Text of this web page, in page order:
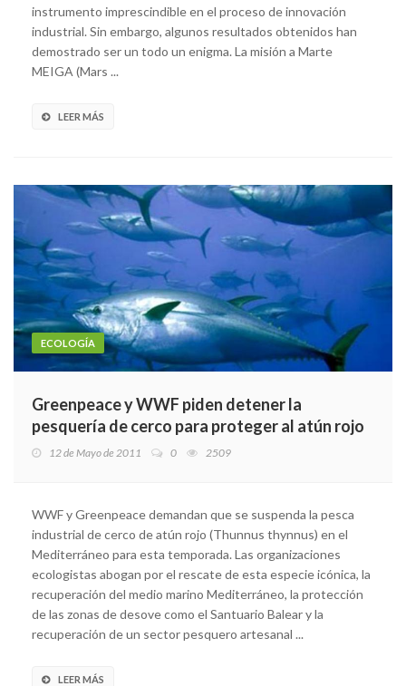
instrumento imprescindible en el proceso de innovación
industrial. Sin embargo, algunos resultados obtenidos han
demostrado ser un todo un enigma. La misión a Marte
MEIGA (Mars ...
LEER MÁS
ECOLOGÍA
Greenpeace y WWF piden detener la
pesquería de cerco para proteger al atún rojo
12 de Mayo de 2011 0 2509
WWF y Greenpeace demandan que se suspenda la pesca
industrial de cerco de atún rojo (Thunnus thynnus) en el
Mediterráneo para esta temporada. Las organizaciones
ecologistas abogan por el rescate de esta especie icónica, la
recuperación del medio marino Mediterráneo, la protección
de las zonas de desove como el Santuario Balear y la
recuperación de un sector pesquero artesanal ...
LEER MÁS